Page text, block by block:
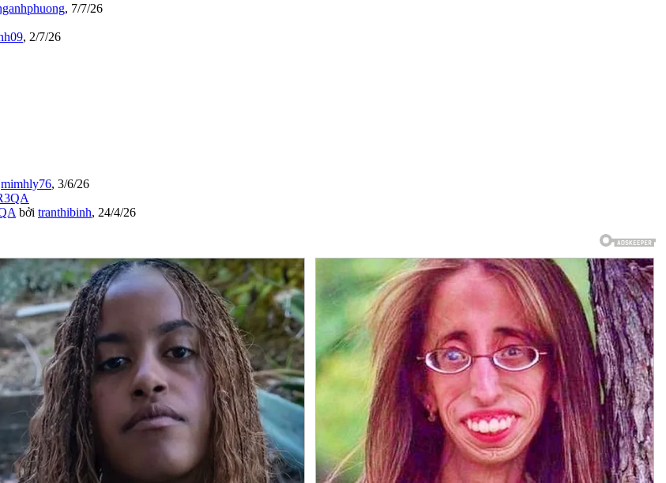
, 7/7/26
, 2/7/26
mimhly76, 3/6/26
bởi tranthibinh, 24/4/26